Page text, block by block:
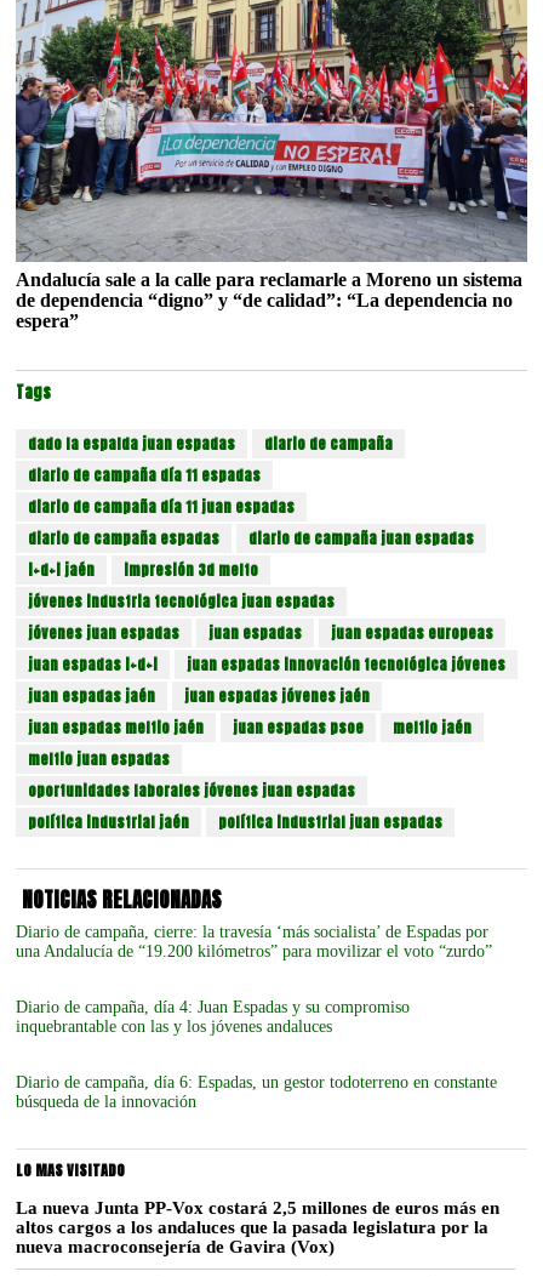
Andalucía sale a la calle para reclamarle a Moreno un sistema
de dependencia “digno” y “de calidad”: “La dependencia no
espera”
Tags
dado la espalda juan espadas
diario de campaña
diario de campaña día 11 espadas
diario de campaña día 11 juan espadas
diario de campaña espadas
diario de campaña juan espadas
i+d+i jaén
impresión 3d melto
jóvenes industria tecnológica juan espadas
jóvenes juan espadas
juan espadas
juan espadas europeas
juan espadas i+d+i
juan espadas innovación tecnológica jóvenes
juan espadas jaén
juan espadas jóvenes jaén
juan espadas meltio jaén
juan espadas psoe
meltio jaén
meltio juan espadas
oportunidades laborales jóvenes juan espadas
política industrial jaén
política industrial juan espadas
NOTICIAS RELACIONADAS
Diario de campaña, cierre: la travesía ‘más socialista’ de Espadas por
una Andalucía de “19.200 kilómetros” para movilizar el voto “zurdo”
Diario de campaña, día 4: Juan Espadas y su compromiso
inquebrantable con las y los jóvenes andaluces
Diario de campaña, día 6: Espadas, un gestor todoterreno en constante
búsqueda de la innovación
LO MAS VISITADO
La nueva Junta PP-Vox costará 2,5 millones de euros más en
altos cargos a los andaluces que la pasada legislatura por la
nueva macroconsejería de Gavira (Vox)